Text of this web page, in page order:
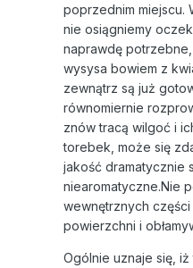
poprzednim miejscu.
nie osiągniemy
naprawdę
wysysa bowiem z
zewnątrz są już
równomiernie
znów tracą wilgoć i
torebek, może się
jakość dramatycznie
niearomatyczne.Nie
wewnętrznych
powierzchni i
Ogólnie uznaje się,